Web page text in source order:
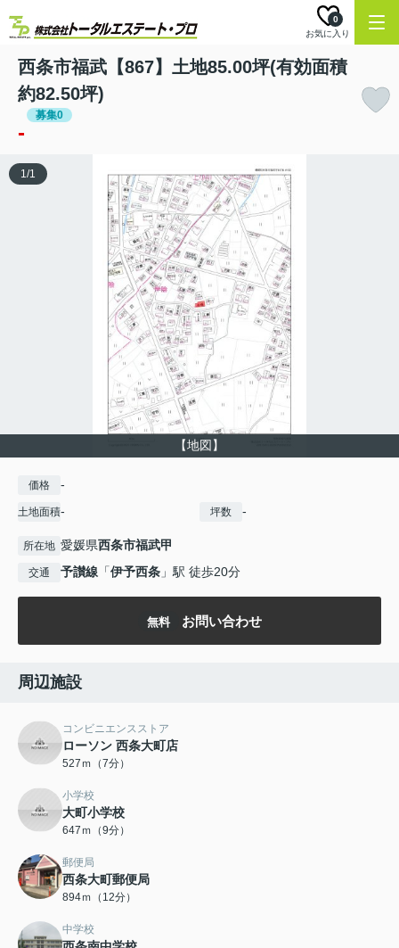
お気に入り
0
西条市福武【867】土地85.00坪(有効面積
約82.50坪)
募集0
-
【地図】
1/1
価格 -
土地面積- 坪数 -
所在地 愛媛県西条市福武甲
交通 予讃線 「伊予西条 」駅 徒歩20分
無料 お問い合わせ
周辺施設
コンビニエンスストア
ローソン 西条大町店
527ｍ（7分）
小学校
大町小学校
647ｍ（9分）
郵便局
西条大町郵便局
894ｍ（12分）
中学校